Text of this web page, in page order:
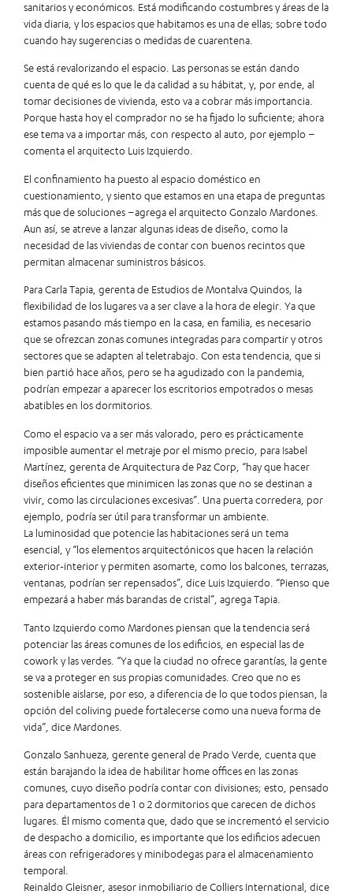
sanitarios y económicos. Está modificando costumbres y áreas de la
vida diaria, y los espacios que habitamos es una de ellas; sobre todo
cuando hay sugerencias o medidas de cuarentena.
Se está revalorizando el espacio. Las personas se están dando
cuenta de qué es lo que le da calidad a su hábitat, y, por ende, al
tomar decisiones de vivienda, esto va a cobrar más importancia.
Porque hasta hoy el comprador no se ha fijado lo suficiente; ahora
ese tema va a importar más, con respecto al auto, por ejemplo –
comenta el arquitecto Luis Izquierdo.
El confinamiento ha puesto al espacio doméstico en
cuestionamiento, y siento que estamos en una etapa de preguntas
más que de soluciones –agrega el arquitecto Gonzalo Mardones.
Aun así, se atreve a lanzar algunas ideas de diseño, como la
necesidad de las viviendas de contar con buenos recintos que
permitan almacenar suministros básicos.
Para Carla Tapia, gerenta de Estudios de Montalva Quindos, la
flexibilidad de los lugares va a ser clave a la hora de elegir. Ya que
estamos pasando más tiempo en la casa, en familia, es necesario
que se ofrezcan zonas comunes integradas para compartir y otros
sectores que se adapten al teletrabajo. Con esta tendencia, que si
bien partió hace años, pero se ha agudizado con la pandemia,
podrían empezar a aparecer los escritorios empotrados o mesas
abatibles en los dormitorios.
Como el espacio va a ser más valorado, pero es prácticamente
imposible aumentar el metraje por el mismo precio, para Isabel
Martínez, gerenta de Arquitectura de Paz Corp, “hay que hacer
diseños eficientes que minimicen las zonas que no se destinan a
vivir, como las circulaciones excesivas”. Una puerta corredera, por
ejemplo, podría ser útil para transformar un ambiente.
La luminosidad que potencie las habitaciones será un tema
esencial, y “los elementos arquitectónicos que hacen la relación
exterior-interior y permiten asomarte, como los balcones, terrazas,
ventanas, podrían ser repensados”, dice Luis Izquierdo. “Pienso que
empezará a haber más barandas de cristal”, agrega Tapia.
Tanto Izquierdo como Mardones piensan que la tendencia será
potenciar las áreas comunes de los edificios, en especial las de
cowork y las verdes. “Ya que la ciudad no ofrece garantías, la gente
se va a proteger en sus propias comunidades. Creo que no es
sostenible aislarse, por eso, a diferencia de lo que todos piensan, la
opción del coliving puede fortalecerse como una nueva forma de
vida”, dice Mardones.
Gonzalo Sanhueza, gerente general de Prado Verde, cuenta que
están barajando la idea de habilitar home offices en las zonas
comunes, cuyo diseño podría contar con divisiones; esto, pensado
para departamentos de 1 o 2 dormitorios que carecen de dichos
lugares. Él mismo comenta que, dado que se incrementó el servicio
de despacho a domicilio, es importante que los edificios adecuen
áreas con refrigeradores y minibodegas para el almacenamiento
temporal.
Reinaldo Gleisner, asesor inmobiliario de Colliers International, dice